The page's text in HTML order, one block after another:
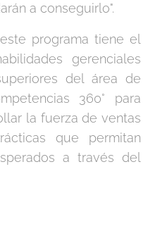
a conseguirlo".
programa tiene el
gerenciales
del área de
360° para
la fuerza de ventas
que permitan
a través del